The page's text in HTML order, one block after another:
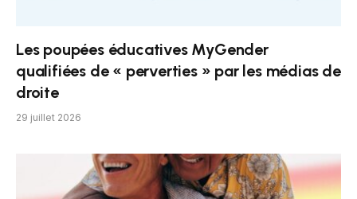
Les poupées éducatives MyGender
qualifiées de « perverties » par les médias de
droite
29 juillet 2026